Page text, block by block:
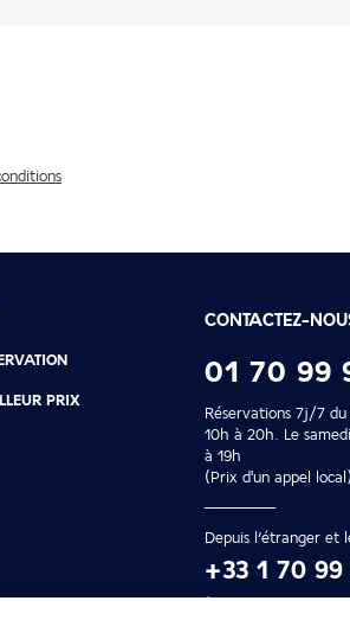
CONTACTEZ-
01 70 99
Réservations 7j/7
10h à 20h. Le
à 19h
(Prix d'un appel local)
Depuis l’étranger et
+33 1 70
PRIX